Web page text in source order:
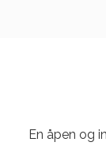
En åpen og